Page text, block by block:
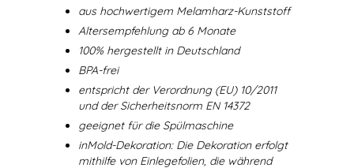
aus hochwertigem Melamharz-Kunststoff
Altersempfehlung ab 6 Monate
100% hergestellt in Deutschland
BPA-frei
entspricht der Verordnung (EU) 10/2011
und der Sicherheitsnorm EN 14372
geeignet für die Spülmaschine
inMold-Dekoration: Die Dekoration erfolgt
mithilfe von Einlegefolien, die während